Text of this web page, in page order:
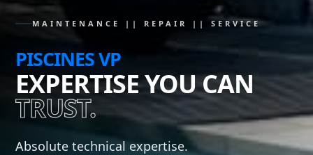
MAINTENANCE || REPAIR || SERVICE
PISCINES VP
EXPERTISE YOU CAN
TRUST.
Beyond industry standards.